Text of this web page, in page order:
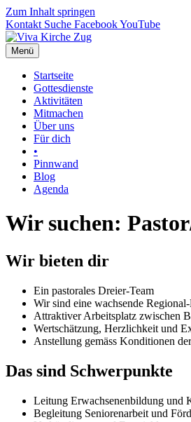
Zum Inhalt springen
Kontakt Suche FacebookYouTube
Menü
Startseite
Gottesdienste
Aktivitäten
Mitmachen
Über uns
Für dich
•
Pinnwand
Blog
Agenda
Wir suchen:
Wir bieten dir
Ein pastorales Dreier-Team
Wir sind eine wachsende
Attraktiver Arbeitsplatz zwischen
Wertschätzung, Herzlichkeit und
Anstellung gemäss Konditionen
Das sind Schwerpunkte
Leitung Erwachsenenbildung und
Begleitung Seniorenarbeit und